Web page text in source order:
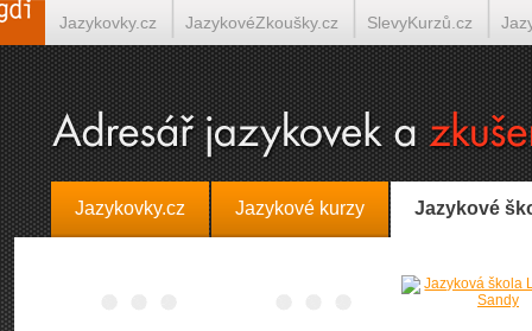
Jazykovky.cz Jazykové kurzy Jazykové
Jazykovky.cz JazykovéZkoušky.cz SlevyKurzů.cz
Španělština on-line Italština on-line Tlumočení-